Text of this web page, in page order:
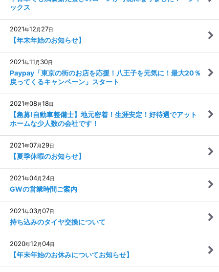
ックス
2021年12 月 27日
【年末年始のお知らせ】
2021年11 月 30日
Paypay「東京の街のお店を応援！八王子を元気に！最大20％
戻ってくるキャンペーン」スタート
2021年08月18日
【急募!自動車整備士】地元密着！生涯安定！好待遇でアット
ホームな少人数の会社です！
2021年07月 29日
【夏季休暇のお知らせ】
2021年04月 24日
GWの営業時間ご案内
2021年03月07日
持ち込みのタイヤ交換について
2020年12 月04日
【年末年始のお休みについてお知らせ】